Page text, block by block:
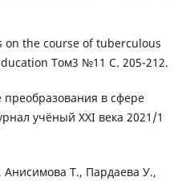
on the course of tuberculous
Том3 №11 С. 205-212.
в сфере
учёный XXI века 2021/1
Т., Пардаева У.,